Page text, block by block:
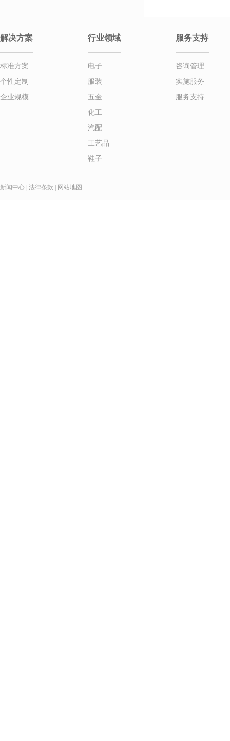
解决方案
标准方案
个性定制
企业规模
行业领域
电子
服装
五金
化工
汽配
工艺品
鞋子
服务支持
咨询管理
实施服务
服务支持
新闻中心 法律条款 网站地图